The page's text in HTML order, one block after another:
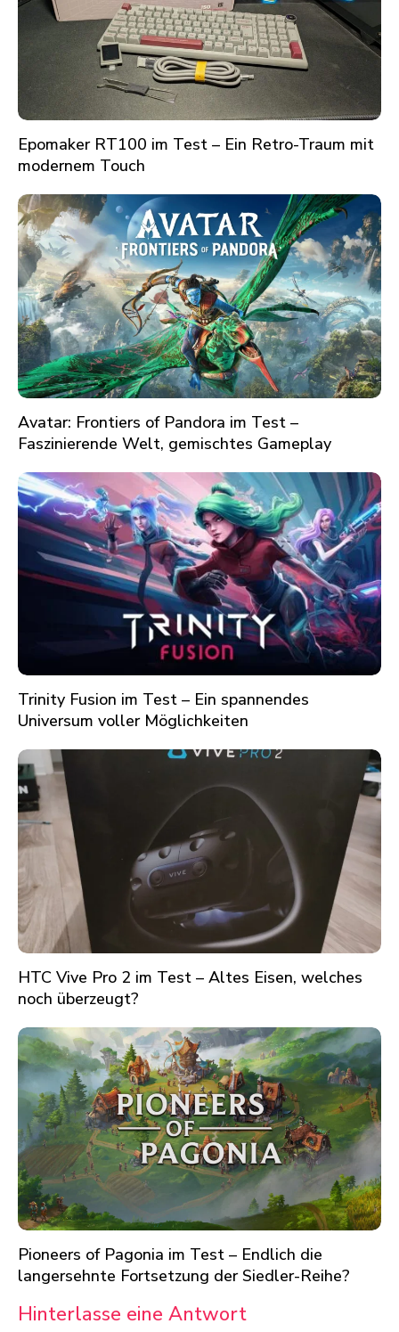
Epomaker RT100 im Test – Ein Retro-Traum mit
modernem Touch
Avatar: Frontiers of Pandora im Test –
Faszinierende Welt, gemischtes Gameplay
Trinity Fusion im Test – Ein spannendes
Universum voller Möglichkeiten
HTC Vive Pro 2 im Test – Altes Eisen, welches
noch überzeugt?
Pioneers of Pagonia im Test – Endlich die
langersehnte Fortsetzung der Siedler-Reihe?
Hinterlasse eine Antwort